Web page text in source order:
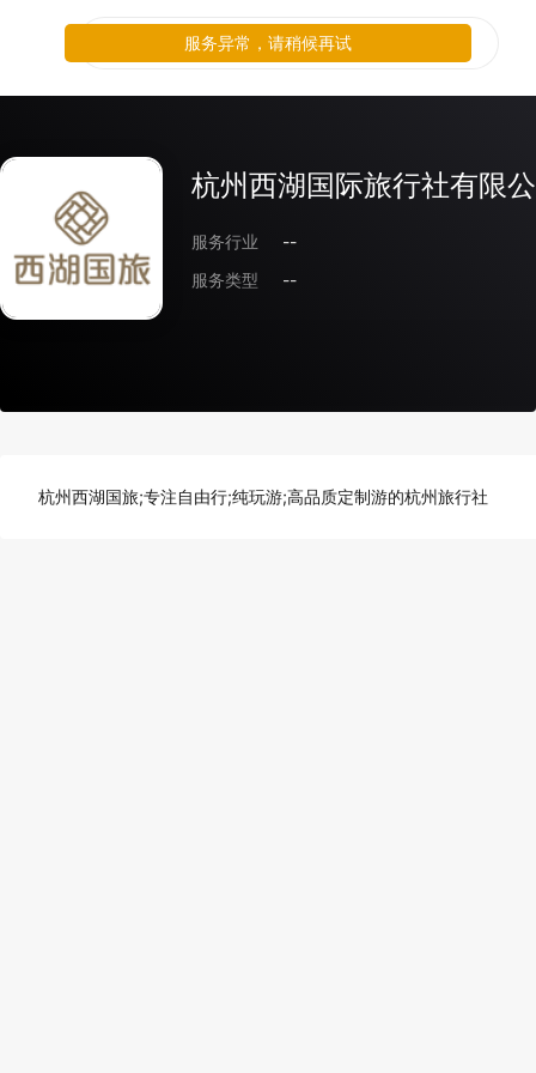
杭州西湖国际旅行社有限
服务行业
--
服务类型
--
杭州西湖国旅;专注自由行;纯玩游;高品质定制游的杭州旅行社
服务异常，请稍候再试